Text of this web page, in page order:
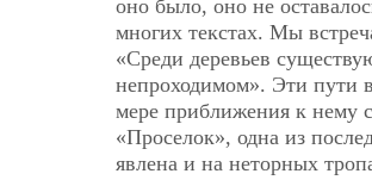
оно было, оно не
многих текстах. Мы
«Среди деревьев
непроходимом». Эти пути
мере приближения к нему
«Проселок», одна из
явлена и на неторных